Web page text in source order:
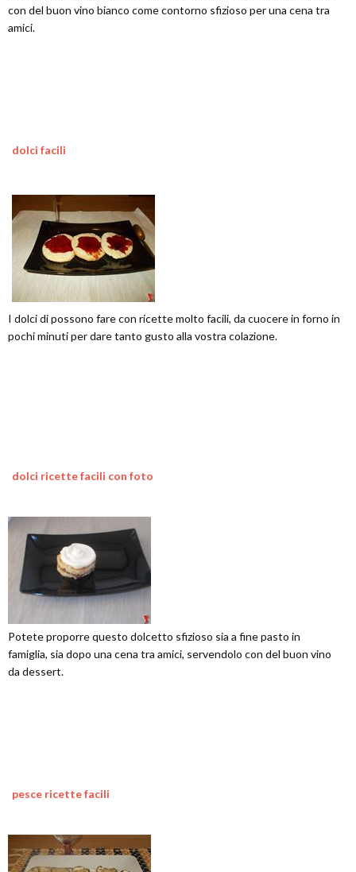
con del buon vino bianco come contorno sfizioso per una cena tra
amici.
dolci facili
I dolci di possono fare con ricette molto facili, da cuocere in forno in
pochi minuti per dare tanto gusto alla vostra colazione.
dolci ricette facili con foto
Potete proporre questo dolcetto sfizioso sia a fine pasto in
famiglia, sia dopo una cena tra amici, servendolo con del buon vino
da dessert.
pesce ricette facili